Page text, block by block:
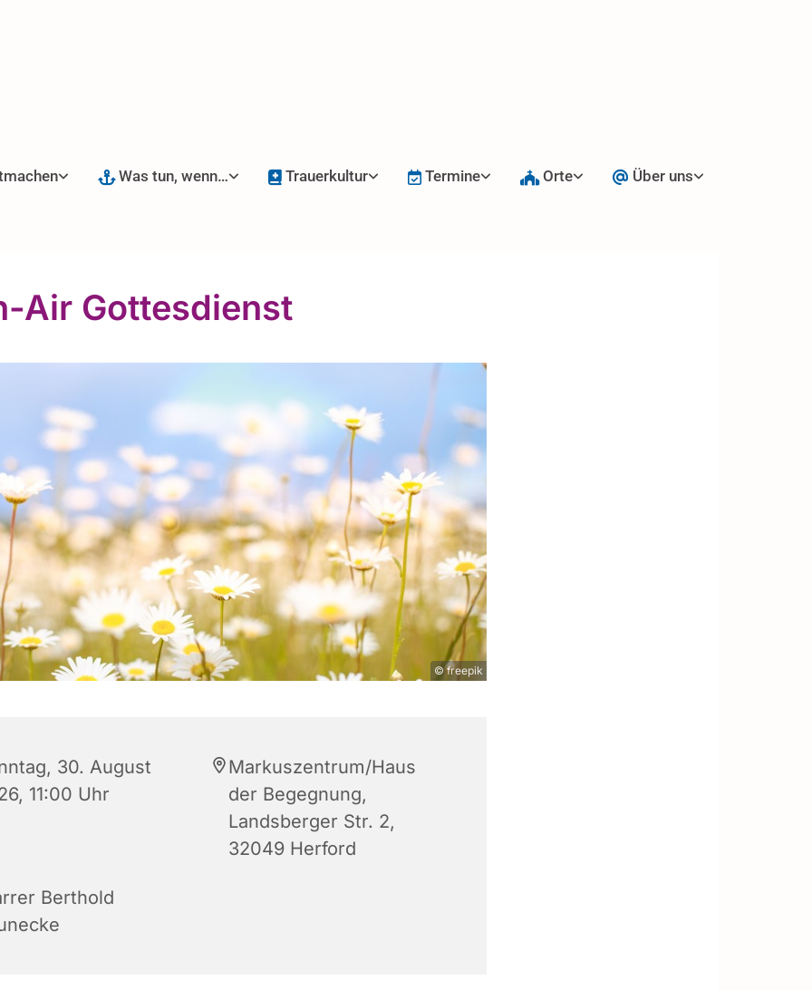
Was tun, wenn… Trauerkultur Termine Orte Über uns
Air Gottesdienst
© freepik
30. August
11:00 Uhr
Markuszentrum/Haus
der Begegnung,
Landsberger Str. 2,
32049 Herford
Berthold